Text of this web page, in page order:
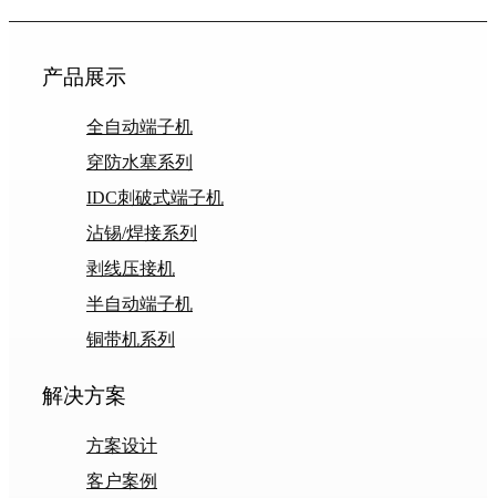
产品展示
全自动端子机
穿防水塞系列
IDC刺破式端子机
沾锡/焊接系列
剥线压接机
半自动端子机
铜带机系列
解决方案
方案设计
客户案例